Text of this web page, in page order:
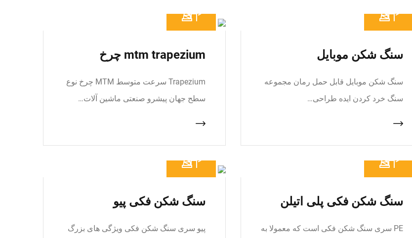
سنگ شکن موبایل
سنگ شکن موبایل قابل حمل رمان مجموعه
سنگ خرد کردن ایده طراحی…
mtm trapezium چرخ
Trapezium سرعت متوسط MTM چرخ نوع
سطح جهان پیشرو صنعتی ماشین آلات…
سنگ شکن فکی پلی اتیلن
PE سری سنگ شکن فکی است که معمولا به
سنگ شکن فکی پیو
پیو سری سنگ شکن فکی ویژگی های بزرگ